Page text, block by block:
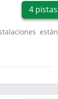
4 pistas
están